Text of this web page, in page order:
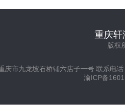
重庆轩
版权
庆市九龙坡石桥铺六店子一号 联系电
渝ICP备